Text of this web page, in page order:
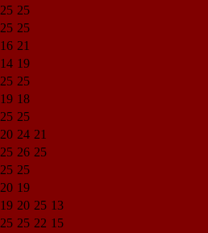
25 25
25 25
16 21
14 19
25 25
19 18
25 25
20 24 21
25 26 25
25 25
20 19
19 20 25 13
25 25 22 15